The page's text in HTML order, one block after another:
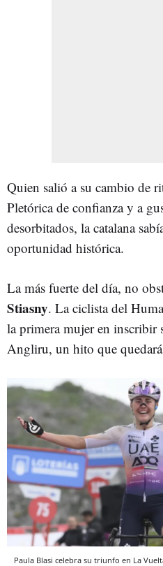
Quien salió a su cambio de
Pletórica de confianza y a
desorbitados, la catalana
oportunidad histórica.
La más fuerte del día, no
Stiasny. La ciclista del
la primera mujer en inscribir
Angliru, un hito que
Paula Blasi celebra su triunfo en La